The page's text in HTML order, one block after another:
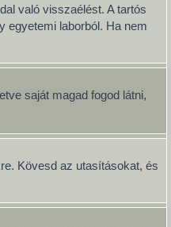
való visszaélést. A tartós
egyetemi laborból. Ha nem
saját magad fogod látni,
Kövesd az utasításokat, és